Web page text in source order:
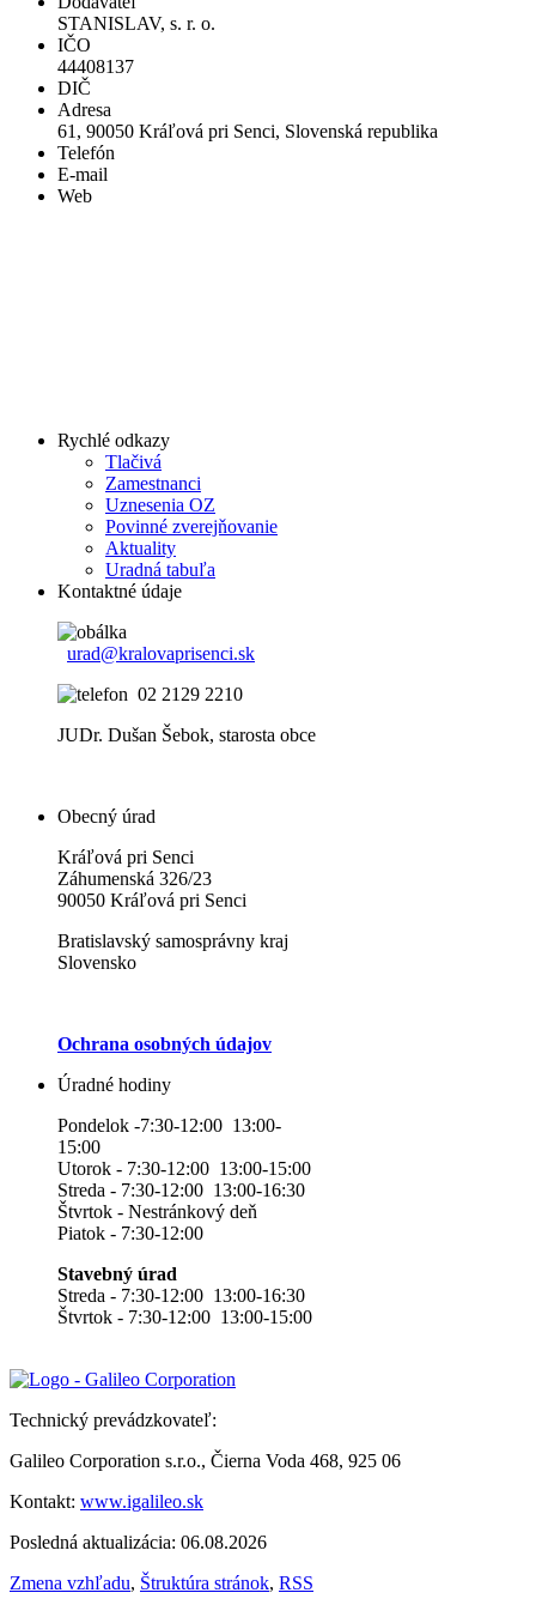
STANISLAV, s. r. o.
IČO
44408137
DIČ
Adresa
61, 90050 Kráľová pri Senci, Slovenská republika
Telefón
E-mail
Web
Rychlé odkazy
Tlačivá
Zamestnanci
Uznesenia OZ
Povinné zverejňovanie
Aktuality
Uradná tabuľa
Kontaktné údaje
urad@kralovaprisenci.sk
02 2129 2210
JUDr. Dušan Šebok, starosta obce
Obecný úrad
Kráľová pri Senci
Záhumenská 326/23
90050 Kráľová pri Senci
Bratislavský samosprávny kraj
Slovensko
Ochrana osobných údajov
Úradné hodiny
Pondelok -7:30-12:00 13:00-
15:00
Utorok - 7:30-12:00 13:00-15:00
Streda - 7:30-12:00 13:00-16:30
Štvrtok - Nestránkový deň
Piatok - 7:30-12:00
Stavebný úrad
Streda - 7:30-12:00 13:00-16:30
Štvrtok - 7:30-12:00 13:00-15:00
Technický prevádzkovateľ:
Galileo Corporation s.r.o., Čierna Voda 468, 925 06
Kontakt: www.igalileo.sk
Posledná aktualizácia: 06.08.2026
Zmena vzhľadu, Štruktúra stránok, RSS